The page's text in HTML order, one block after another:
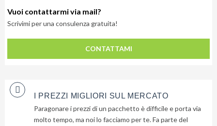
Vuoi contattarmi via mail?
Scrivimi per una consulenza gratuita!
CONTATTAMI
I PREZZI MIGLIORI SUL MERCATO
Paragonare i prezzi di un pacchetto è difficile e porta via
molto tempo, ma noi lo facciamo per te. Fa parte del